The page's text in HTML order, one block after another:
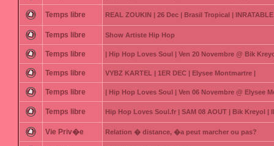
Temps libre REAL ZOUKIN | 26 Dec | Brasil Tropical |
Temps libre Show Artiste Hip Hop
Temps libre | Hip Hop Loves Soul | Ven 20 Novembre @ Bik
Temps libre VYBZ KARTEL | 1ER DEC | Elysee Montmartre |
Temps libre | Hip Hop Loves Soul | Ven 06 Novembre @ Elysee
Temps libre Hip Hop Loves Soul.fr | SAM 08 AOUT | Bik Kreyol |
Vie Priv�e Relation � distance, �a peut marcher ou pas?